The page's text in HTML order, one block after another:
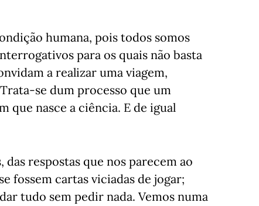
humana, pois todos somos
para os quais não basta
a realizar uma viagem,
se dum processo que um
que nasce a ciência. E de igual
respostas que nos parecem ao
fossem cartas viciadas de jogar;
tudo sem pedir nada. Vemos numa